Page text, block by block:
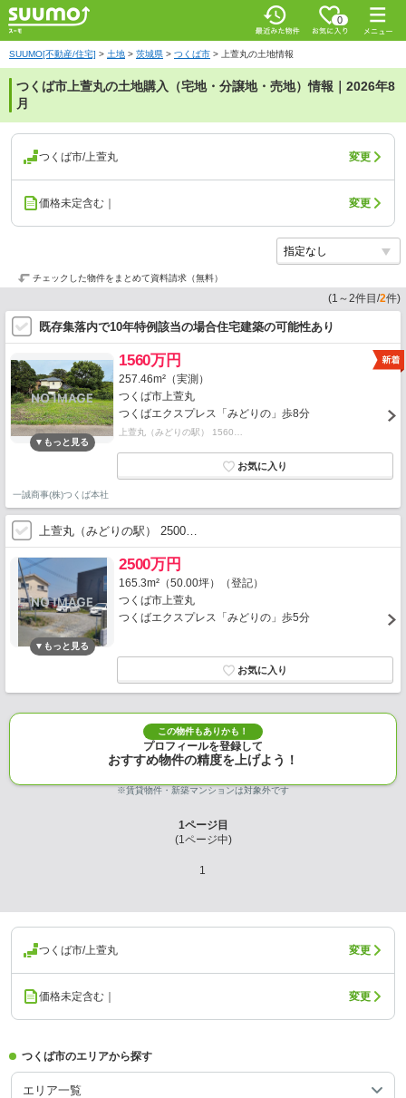
0
SUUMO[不動産/住宅] > 土地 > 茨城県 > つくば市 > 上萱丸の土地情報
つくば市上萱丸の土地購入（宅地・分譲地・売地）情報｜2026年8
月
つくば市/上萱丸 変更
価格未定含む｜ 変更
チェックした物件をまとめて資料請求（無料）
(1 ～2件目/2件)
既存集落内で10年特例該当の場合住宅建築の可能性あり
1560万円
257.46m²（実測）
つくば市上萱丸
つくばエクスプレス「みどりの」歩8分
上萱丸（みどりの駅） 1560…
一誠商事(株)つくば本社
上萱丸（みどりの駅） 2500…
2500万円
165.3m²（50.00坪）（登記）
つくば市上萱丸
つくばエクスプレス「みどりの」歩5分
この物件もありかも！
プロフィールを登録して
おすすめ物件の精度を上げよう！
※賃貸物件・新築マンションは対象外です
1ページ目
(1ページ中)
1
つくば市/上萱丸 変更
価格未定含む｜ 変更
つくば市のエリアから探す
エリア一覧